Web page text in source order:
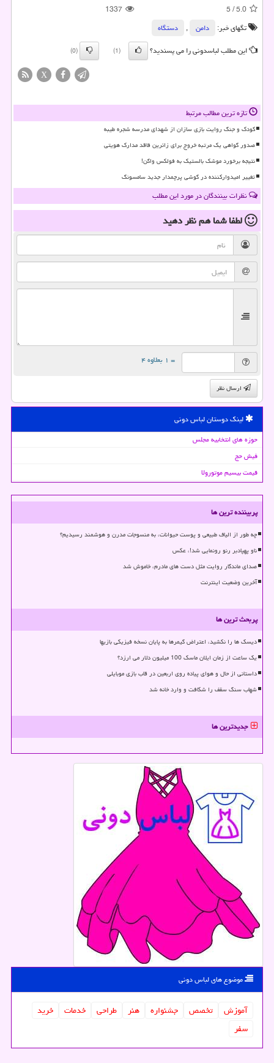
5.0
/
5
1337
تگهای خبر:
دامن ,
دستگاه
این مطلب لباسدونی را می پسندید؟
(1)
(0)
X
تازه ترین مطالب مرتبط
کودک و جنگ روایت بازی سازان از شهدای مدرسه شجره طیبه
صدور گواهی یک مرتبه خروج برای زائرین فاقد مدارک هویتی
نتیجه برخورد موشک بالستیک به فولکس واگن!
تغییر امیدوارکننده در گوشی پرچمدار جدید سامسونگ
نظرات بینندگان در مورد این مطلب
لطفا شما همنظر دهید
= ۱ بعلاوه ۴
ارسال نظر
لینک دوستان لباس دونی
حوزه های انتخابیه مجلس
فیش حج
قیمت بیسیم موتورولا
پربیننده ترین ها
چه طور از الیاف طبیعی و پوست حیوانات، به منسوجات مدرن و هوشمند رسیدیم؟
ناو پهپادبر رنو رونمایی شد!، عکس
صدای ماندگار روایت مثل دست های مادرم، خاموش شد
آخرین وضعیت اینترنت
پربحث ترین ها
دیسک ها را نکشید، اعتراض گیمرها به پایان نسخه فیزیکی بازیها
یک ساعت از زمان ایلان ماسک 100 میلیون دلار می ارزد؟
داستانی از حال و هوای پیاده روی اربعین در قاب بازی موبایلی
شهاب سنگ سقف را شکافت و وارد خانه شد
جدیدترین ها
موضوع های لباس دونی
آموزش تخصص جشنواره هنر طراحی خدمات
خرید
سفر